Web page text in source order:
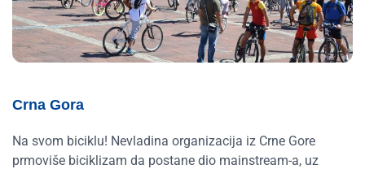
Crna Gora
Na svom biciklu! Nevladina organizacija iz Crne Gore
prmoviše biciklizam da postane dio mainstream-a, uz